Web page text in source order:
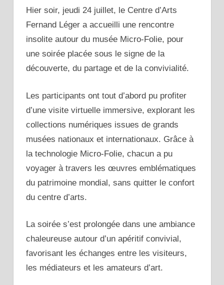
Hier soir, jeudi 24 juillet, le Centre d’Arts
Fernand Léger a accueilli une rencontre
insolite autour du musée Micro-Folie, pour
une soirée placée sous le signe de la
découverte, du partage et de la convivialité.
Les participants ont tout d’abord pu profiter
d’une visite virtuelle immersive, explorant les
collections numériques issues de grands
musées nationaux et internationaux. Grâce à
la technologie Micro-Folie, chacun a pu
voyager à travers les œuvres emblématiques
du patrimoine mondial, sans quitter le confort
du centre d’arts.
La soirée s’est prolongée dans une ambiance
chaleureuse autour d’un apéritif convivial,
favorisant les échanges entre les visiteurs,
les médiateurs et les amateurs d’art.